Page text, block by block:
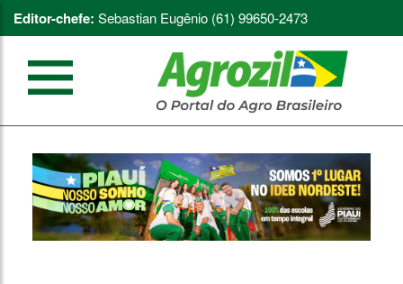
Editor-chefe: Sebastian Eugênio (61) 99650-2473